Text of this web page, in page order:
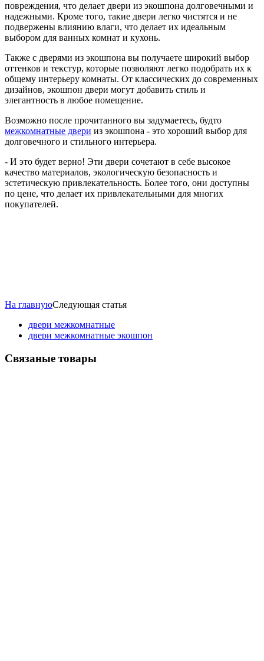
повреждения, что делает двери из экошпона долговечными и
надежными. Кроме того, такие двери легко чистятся и не
подвержены влиянию влаги, что делает их идеальным
выбором для ванных комнат и кухонь.
Также с дверями из экошпона вы получаете широкий выбор
оттенков и текстур, которые позволяют легко подобрать их к
общему интерьеру комнаты. От классических до современных
дизайнов, экошпон двери могут добавить стиль и
элегантность в любое помещение.
Возможно после прочитанного вы задумаетесь, будто
межкомнатные двери из экошпона - это хороший выбор для
долговечного и стильного интерьера.
- И это будет верно! Эти двери сочетают в себе высокое
качество материалов, экологическую безопасность и
эстетическую привлекательность. Более того, они доступны
по цене, что делает их привлекательными для многих
покупателей.
На главнуюСледующая статья
двери межкомнатные
двери межкомнатные экошпон
Связаные товары